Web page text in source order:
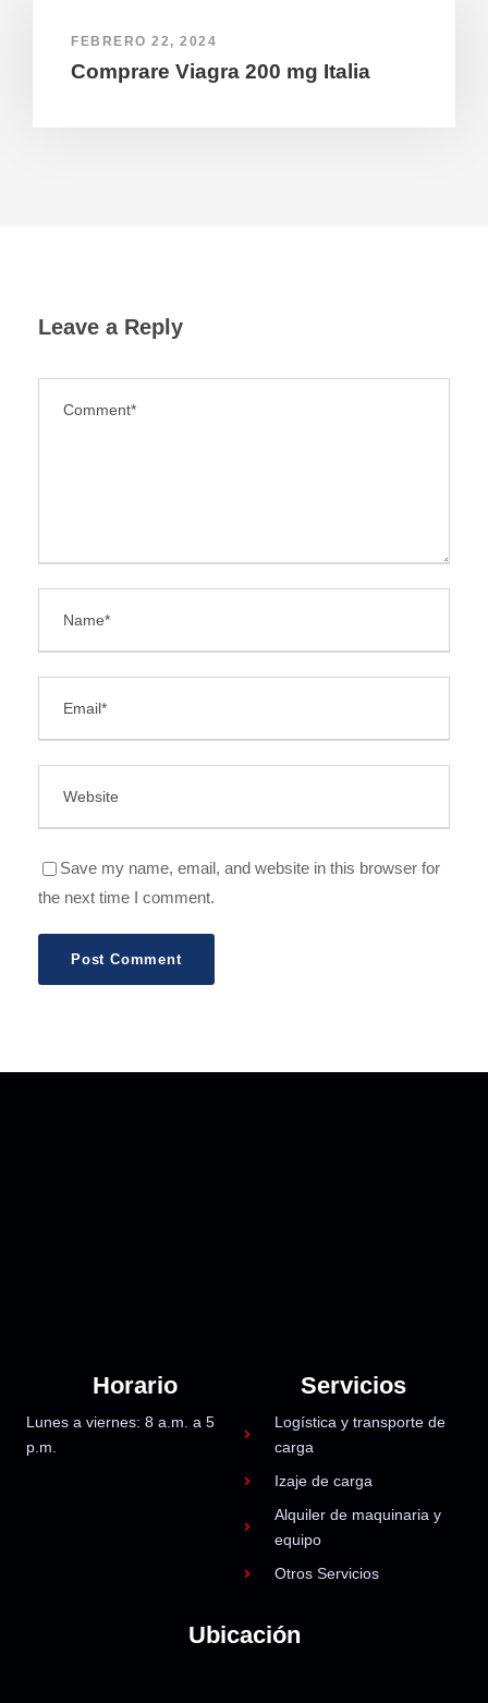
FEBRERO 22, 2024
Comprare Viagra 200 mg Italia
Leave a Reply
Save my name, email, and website in this browser for
the next time I comment.
Horario
Lunes a viernes: 8 a.m. a 5
p.m.
Servicios
Logística y transporte de
carga
Izaje de carga
Alquiler de maquinaria y
equipo
Otros Servicios
Ubicación